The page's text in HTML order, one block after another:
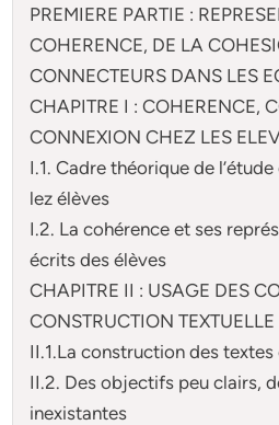
PREMIERE PARTIE :
COHERENCE, DE LA
CONNECTEURS DANS LES
CHAPITRE I : COHERENCE,
CONNEXION CHEZ LES
I.1. Cadre théorique de
lez élèves
I.2. La cohérence et ses
écrits des élèves
CHAPITRE II : USAGE DES
CONSTRUCTION TEXTUELLE
II.1.La construction des
II.2. Des objectifs peu clairs,
inexistantes